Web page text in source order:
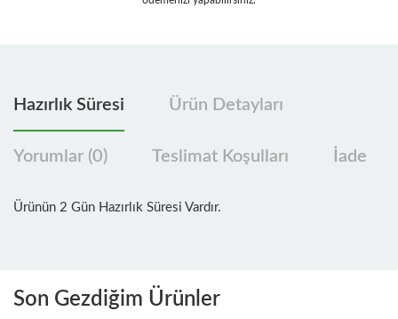
Hazırlık Süresi Ürün Detayları
Yorumlar (0) Teslimat Koşulları İade
Ürünün 2 Gün Hazırlık Süresi Vardır.
Son Gezdiğim Ürünler